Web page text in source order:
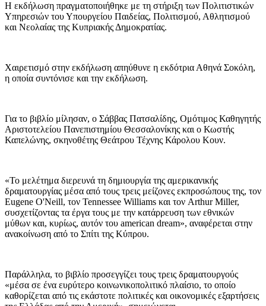
Η εκδήλωση πραγματοποιήθηκε με τη στήριξη των Πολιτιστικών
Υπηρεσιών του Υπουργείου Παιδείας, Πολιτισμού, Αθλητισμού
και Νεολαίας της Κυπριακής Δημοκρατίας.
Χαιρετισμό στην εκδήλωση απηύθυνε η εκδότρια Αθηνά Σοκόλη,
η οποία συντόνισε και την εκδήλωση.
Για το βιβλίο μίλησαν, ο Σάββας Πατσαλίδης, Ομότιμος Καθηγητής
Αριστοτελείου Πανεπιστημίου Θεσσαλονίκης και ο Κωστής
Καπελώνης, σκηνοθέτης Θεάτρου Τέχνης Κάρολου Κουν.
«Το μελέτημα διερευνά τη δημιουργία της αμερικανικής
δραματουργίας μέσα από τους τρεις μείζονες εκπροσώπους της, τον
Eugene O'Neill, τον Tennessee Williams και τον Arthur Miller,
συσχετίζοντας τα έργα τους με την κατάρρευση των εθνικών
μύθων και, κυρίως, αυτόν του american dream», αναφέρεται στην
ανακοίνωση από το Σπίτι της Κύπρου.
Παράλληλα, το βιβλίο προσεγγίζει τους τρεις δραματουργούς
«μέσα σε ένα ευρύτερο κοινωνικοπολιτικό πλαίσιο, το οποίο
καθορίζεται από τις εκάστοτε πολιτικές και οικονομικές εξαρτήσεις